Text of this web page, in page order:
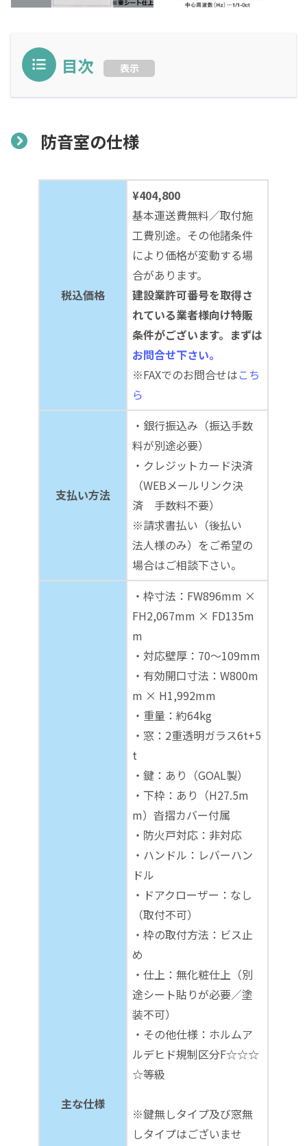
目次 表示
防音室の仕様
税込価格
¥404,800
基本運送費無料／取付施
工費別途。その他諸条件
により価格が変動する場
合があります。
建設業許可番号を取得さ
れている業者様向け特販
条件がございます。まずは
お問合せ下さい。
※FAXでのお問合せはこち
ら
支払い方法
・銀行振込み（振込手数
料が別途必要）
・クレジットカード決済
（WEBメールリンク決
済 手数料不要）
※請求書払い（後払い
法人様のみ）をご希望の
場合はご相談下さい。
主な仕様
・枠寸法：FW896mm ×
FH2,067mm × FD135m
m
・対応壁厚：70～109mm
・有効開口寸法：W800m
m × H1,992mm
・重量：約64kg
・窓：2重透明ガラス6t+5
t
・鍵：あり（GOAL製）
・下枠：あり（H27.5m
m）沓摺カバー付属
・防火戸対応：非対応
・ハンドル：レバーハン
ドル
・ドアクローザー：なし
（取付不可）
・枠の取付方法：ビス止
め
・仕上：無化粧仕上（別
途シート貼りが必要／塗
装不可）
・その他仕様：ホルムア
ルデヒド規制区分F☆☆☆
☆等級
※鍵無しタイプ及び窓無
しタイプはございませ